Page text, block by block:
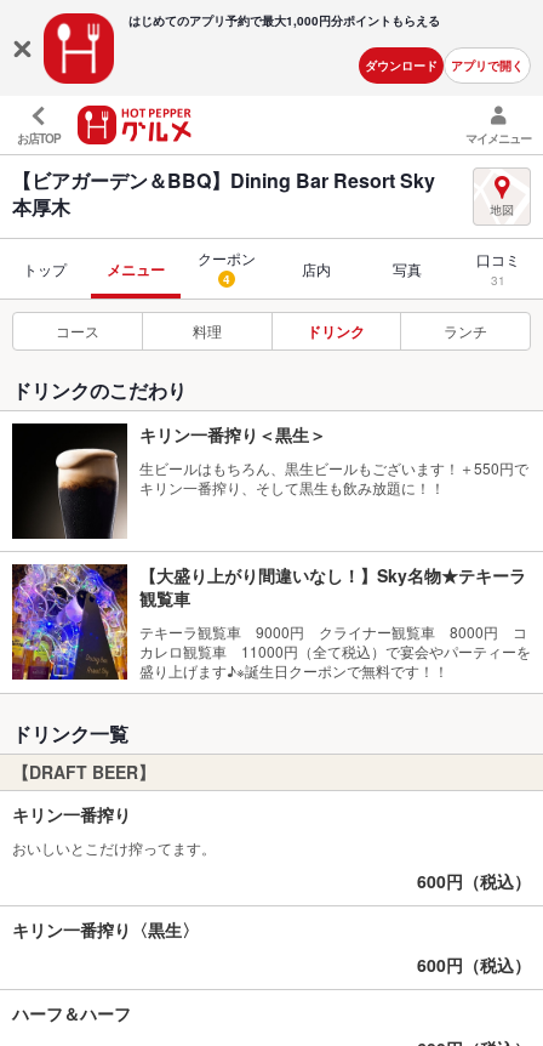
はじめてのアプリ予約で最大1,000円分ポイントもらえる
ダウンロード アプリで開く
お店TOP マイメニュー
【ビアガーデン＆BBQ】Dining Bar Resort Sky
本厚木
トップ メニュー
クーポン
4 店内 写真 口コミ
31
コース 料理 ドリンク ランチ
ドリンクのこだわり
キリン一番搾り＜黒生＞
生ビールはもちろん、黒生ビールもございます！＋550円で
キリン一番搾り、そして黒生も飲み放題に！！
【大盛り上がり間違いなし！】Sky名物★テキーラ
観覧車
テキーラ観覧車 9000円 クライナー観覧車 8000円 コ
カレロ観覧車 11000円（全て税込）で宴会やパーティーを
盛り上げます♪※誕生日クーポンで無料です！！
ドリンク一覧
【DRAFT BEER】
キリン一番搾り
おいしいとこだけ搾ってます。
600円（税込）
キリン一番搾り〈黒生〉
600円（税込）
ハーフ＆ハーフ